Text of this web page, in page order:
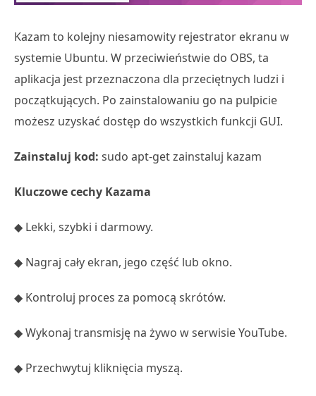
Kazam to kolejny niesamowity rejestrator ekranu w
systemie Ubuntu. W przeciwieństwie do OBS, ta
aplikacja jest przeznaczona dla przeciętnych ludzi i
początkujących. Po zainstalowaniu go na pulpicie
możesz uzyskać dostęp do wszystkich funkcji GUI.
Zainstaluj kod: sudo apt-get zainstaluj kazam
Kluczowe cechy Kazama
◆ Lekki, szybki i darmowy.
◆ Nagraj cały ekran, jego część lub okno.
◆ Kontroluj proces za pomocą skrótów.
◆ Wykonaj transmisję na żywo w serwisie YouTube.
◆ Przechwytuj kliknięcia myszą.